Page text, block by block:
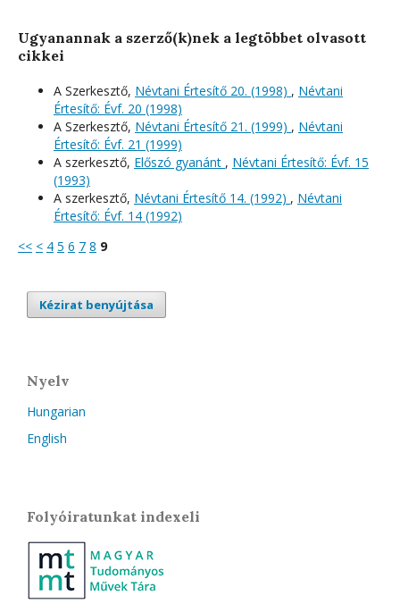
Ugyanannak a szerző(k)nek a legtöbbet olvasott
cikkei
A Szerkesztő, Névtani Értesítő 20. (1998) , Névtani
Értesítő: Évf. 20 (1998)
A Szerkesztő, Névtani Értesítő 21. (1999) , Névtani
Értesítő: Évf. 21 (1999)
A szerkesztő, Előszó gyanánt , Névtani Értesítő: Évf. 15
(1993)
A szerkesztő, Névtani Értesítő 14. (1992) , Névtani
Értesítő: Évf. 14 (1992)
<< < 4 5 6 7 8 9
Kézirat benyújtása
Nyelv
Hungarian
English
Folyóiratunkat indexeli